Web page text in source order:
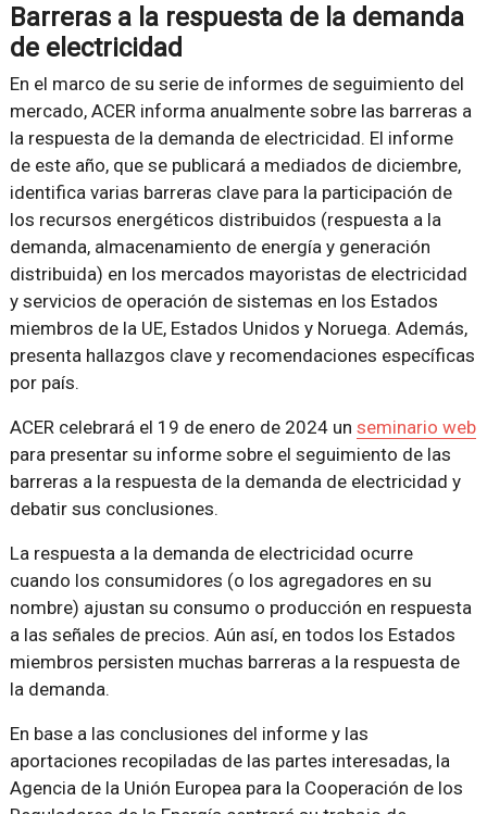
Barreras a la respuesta de la demanda
de electricidad
En el marco de su serie de informes de seguimiento del
mercado, ACER informa anualmente sobre las barreras a
la respuesta de la demanda de electricidad. El informe
de este año, que se publicará a mediados de diciembre,
identifica varias barreras clave para la participación de
los recursos energéticos distribuidos (respuesta a la
demanda, almacenamiento de energía y generación
distribuida) en los mercados mayoristas de electricidad
y servicios de operación de sistemas en los Estados
miembros de la UE, Estados Unidos y Noruega. Además,
presenta hallazgos clave y recomendaciones específicas
por país.
ACER celebrará el 19 de enero de 2024 un seminario web
para presentar su informe sobre el seguimiento de las
barreras a la respuesta de la demanda de electricidad y
debatir sus conclusiones.
La respuesta a la demanda de electricidad ocurre
cuando los consumidores (o los agregadores en su
nombre) ajustan su consumo o producción en respuesta
a las señales de precios. Aún así, en todos los Estados
miembros persisten muchas barreras a la respuesta de
la demanda.
En base a las conclusiones del informe y las
aportaciones recopiladas de las partes interesadas, la
Agencia de la Unión Europea para la Cooperación de los